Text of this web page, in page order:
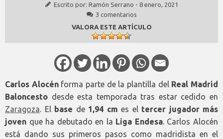
Escrito por: Ramón Serrano - 8 enero, 2021
3 comentarios
VALORA ESTE ARTÍCULO
Carlos Alocénforma parte de la plantilla del Real Madrid
Baloncesto desde esta temporada tras estar cedido en
Zaragoza. Elbase de 1,94 cm es el tercer jugador más
joven que ha debutado en la Liga Endesa. Carlos Alocén
está dando sus primeros pasos como madridista en el